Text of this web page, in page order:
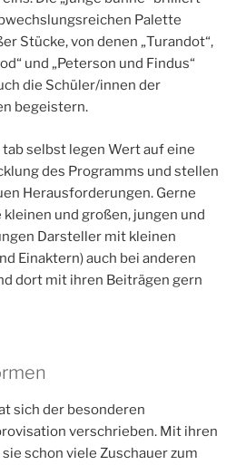
Palette
Stücke, von denen „Turandot“,
und „Peterson und Findus“
die Schüler/innen der
begeistern.
tab selbst legen Wert auf eine
des Programms und stellen
Herausforderungen. Gerne
und großen, jungen und
Darsteller mit kleinen
Einaktern) auch bei anderen
dort mit ihren Beiträgen gern
sich der besonderen
verschrieben. Mit ihren
schon viele Zuschauer zum